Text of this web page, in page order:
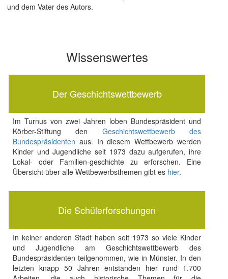
und dem Vater des Autors.
Wissenswertes
Der Geschichtswettbewerb
Im Turnus von zwei Jahren loben Bundespräsident und
Körber-Stiftung den Geschichtswettbewerb des
Bundespräsidenten aus. In diesem Wettbewerb werden
Kinder und Jugendliche seit 1973 dazu aufgerufen, ihre
Lokal- oder Familien-geschichte zu erforschen. Eine
Übersicht über alle Wettbewerbsthemen gibt es hier.
Die Schülerforschungen
In keiner anderen Stadt haben seit 1973 so viele Kinder
und Jugendliche am Geschichtswettbewerb des
Bundespräsidenten teilgenommen, wie in Münster. In den
letzten knapp 50 Jahren entstanden hier rund 1.700